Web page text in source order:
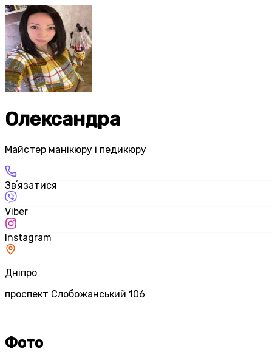
Олександра
Майстер манікюру і педикюру
Звʼязатися
Viber
Instagram
Дніпро
проспект Слобожанський 106
Фото